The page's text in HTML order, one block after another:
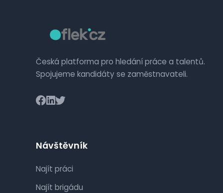
Česká platforma pro hledání práce a talentů.
Spojujeme kandidáty se zaměstnavateli.
Návštěvník
Najít práci
Najít brigádu